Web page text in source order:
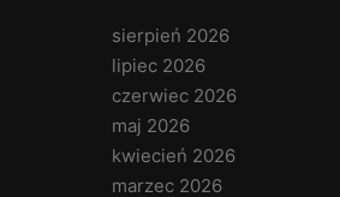
sierpień 2026
lipiec 2026
czerwiec 2026
maj 2026
kwiecień 2026
marzec 2026